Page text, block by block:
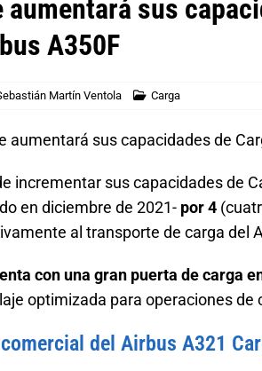
aumentará sus
A350F
Martín Ventola Carga
incrementar sus capacidades de
en diciembre de 2021- por 4
al transporte de carga del
con una gran puerta de carga
optimizada para operaciones de
del Airbus A321